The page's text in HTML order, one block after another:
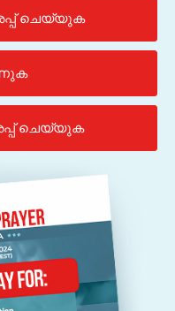
ചെയ്യുക
ചെയ്യുക